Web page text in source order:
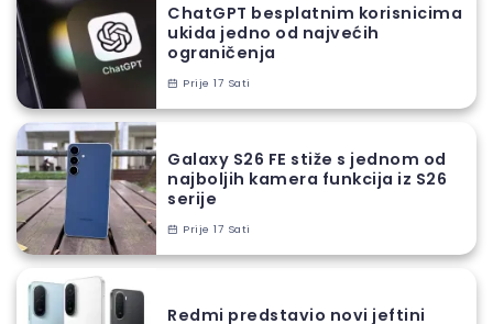
ChatGPT besplatnim korisnicima
ukida jedno od najvećih
ograničenja
Prije 17 Sati
Galaxy S26 FE stiže s jednom od
najboljih kamera funkcija iz S26
serije
Prije 17 Sati
Redmi predstavio novi jeftini